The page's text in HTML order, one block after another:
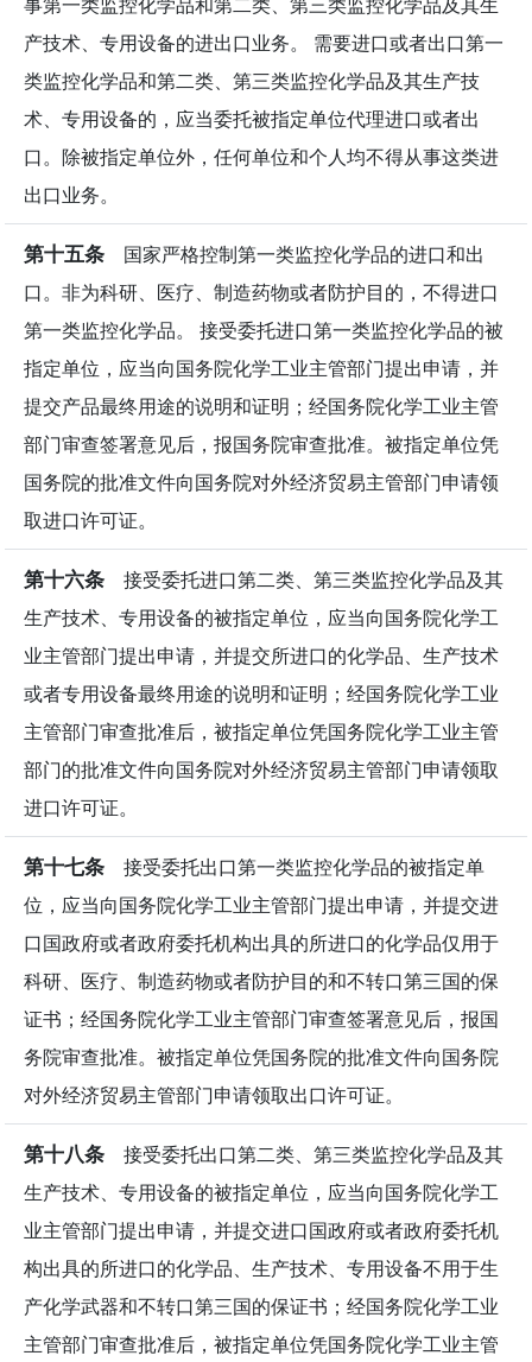
产技术、专用设备的进出口业务。 需要进口或者出口第一
类监控化学品和第二类、第三类监控化学品及其生产技
术、专用设备的，应当委托被指定单位代理进口或者出
口。除被指定单位外，任何单位和个人均不得从事这类进
出口业务。
第十五条 国家严格控制第一类监控化学品的进口和出
口。非为科研、医疗、制造药物或者防护目的，不得进口
第一类监控化学品。 接受委托进口第一类监控化学品的被
指定单位，应当向国务院化学工业主管部门提出申请，并
提交产品最终用途的说明和证明；经国务院化学工业主管
部门审查签署意见后，报国务院审查批准。被指定单位凭
国务院的批准文件向国务院对外经济贸易主管部门申请领
取进口许可证。
第十六条 接受委托进口第二类、第三类监控化学品及其
生产技术、专用设备的被指定单位，应当向国务院化学工
业主管部门提出申请，并提交所进口的化学品、生产技术
或者专用设备最终用途的说明和证明；经国务院化学工业
主管部门审查批准后，被指定单位凭国务院化学工业主管
部门的批准文件向国务院对外经济贸易主管部门申请领取
进口许可证。
第十七条 接受委托出口第一类监控化学品的被指定单
位，应当向国务院化学工业主管部门提出申请，并提交进
口国政府或者政府委托机构出具的所进口的化学品仅用于
科研、医疗、制造药物或者防护目的和不转口第三国的保
证书；经国务院化学工业主管部门审查签署意见后，报国
务院审查批准。被指定单位凭国务院的批准文件向国务院
对外经济贸易主管部门申请领取出口许可证。
第十八条 接受委托出口第二类、第三类监控化学品及其
生产技术、专用设备的被指定单位，应当向国务院化学工
业主管部门提出申请，并提交进口国政府或者政府委托机
构出具的所进口的化学品、生产技术、专用设备不用于生
产化学武器和不转口第三国的保证书；经国务院化学工业
主管部门审查批准后，被指定单位凭国务院化学工业主管